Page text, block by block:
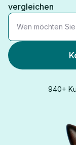
vergleichen
Wen möchten
940+